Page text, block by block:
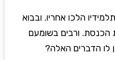
הלכו אחריו. ובבוא
ורבים בשומעם
לו הדברים האלה?